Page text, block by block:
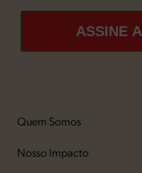
ASSINE
Quem Somos
Nosso Impacto